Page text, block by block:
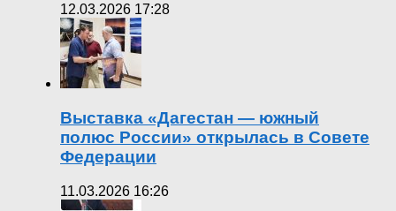
12.03.2026 17:28
Выставка «Дагестан — южный
полюс России» открылась в Совете
Федерации
11.03.2026 16:26